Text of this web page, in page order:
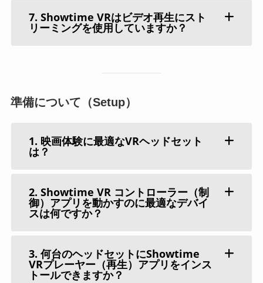
7. Showtime VRはビデオ再生にスト
リーミングを使用していますか？
準備について（Setup）
1. 映画体験に最適なVRヘッドセット
は？
2. Showtime VR コントローラー（制
御）アプリを動かすのに最適なデバイ
スは何ですか？
3. 何台のヘッドセットにShowtime
VRプレーヤー（再生）アプリをインス
トールできますか？